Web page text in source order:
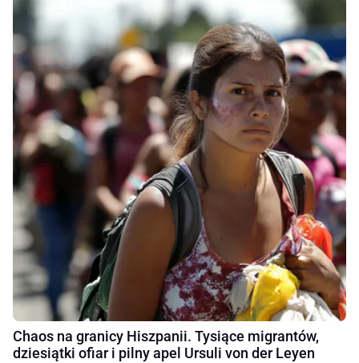
Chaos na granicy Hiszpanii. Tysiące migrantów,
dziesiątki ofiar i pilny apel Ursuli von der Leyen